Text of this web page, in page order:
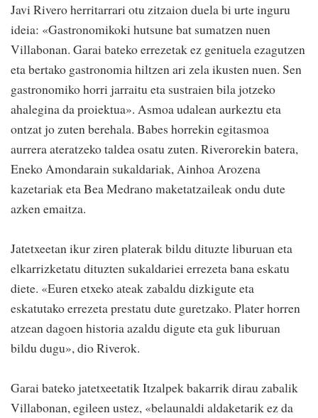
Javi Rivero herritarrari otu zitzaion duela bi urte inguru
ideia: «Gastronomikoki hutsune bat sumatzen nuen
Villabonan. Garai bateko errezetak ez genituela ezagutzen
eta bertako gastronomia hiltzen ari zela ikusten nuen. Sen
gastronomiko horri jarraitu eta sustraien bila jotzeko
ahalegina da proiektua». Asmoa udalean aurkeztu eta
ontzat jo zuten berehala. Babes horrekin egitasmoa
aurrera ateratzeko taldea osatu zuten. Riverorekin batera,
Eneko Amondarain sukaldariak, Ainhoa Arozena
kazetariak eta Bea Medrano maketatzaileak ondu dute
azken emaitza.
Jatetxeetan ikur ziren platerak bildu dituzte liburuan eta
elkarrizketatu dituzten sukaldariei errezeta bana eskatu
diete. «Euren etxeko ateak zabaldu dizkigute eta
eskatutako errezeta prestatu dute guretzako. Plater horren
atzean dagoen historia azaldu digute eta guk liburuan
bildu dugu», dio Riverok.
Garai bateko jatetxeetatik Itzalpek bakarrik dirau zabalik
Villabonan, egileen ustez, «belaunaldi aldaketarik ez da